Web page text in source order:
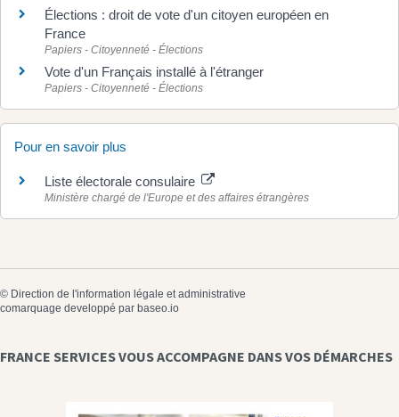
Élections : droit de vote d'un citoyen européen en
France
Papiers - Citoyenneté - Élections
Vote d'un Français installé à l'étranger
Papiers - Citoyenneté - Élections
Pour en savoir plus
Liste électorale consulaire
Ministère chargé de l'Europe et des affaires étrangères
© Direction de l'information légale et administrative
comarquage developpé par baseo.io
FRANCE SERVICES VOUS ACCOMPAGNE DANS VOS DÉMARCHES